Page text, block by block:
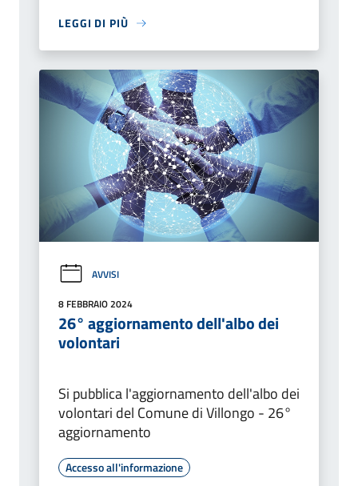
LEGGI DI PIÙ
AVVISI
8 FEBBRAIO 2024
26° aggiornamento dell'albo dei
volontari
Si pubblica l'aggiornamento dell'albo dei
volontari del Comune di Villongo - 26°
aggiornamento
Accesso all'informazione